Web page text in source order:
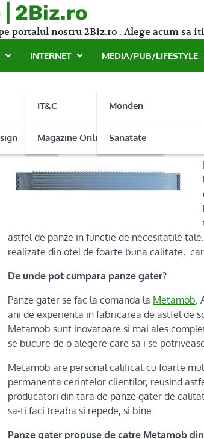
2Biz.ro
portalul nostru 2Biz.ro . Alege acum sa
INTERNET
IT&C
Magazine Online
MEDIA/PUB/LIFESTYLE
Monden
Sanatate
panze gater
astfel de panze in functie de necesitatile
realizate din otel de foarte buna calitate,
De unde pot cumpara panze gater?
Panze gater se fac la comanda la Metamob.
ani de experienta in fabricarea de astfel de
Metamob sunt inovatoare si mai ales
se bucure de o alegere care sa i se
Metamob are personal calificat cu foarte
permanenta cerintelor clientilor, reusind
producatori din tara de panze gater de
sa-ti faci treaba si repede, si bine.
Panze gater propuse de catre Metamob